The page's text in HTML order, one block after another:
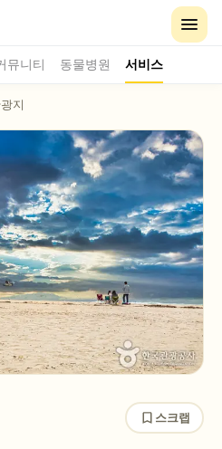
뮤니티 동물병원 서비스
지
스크랩